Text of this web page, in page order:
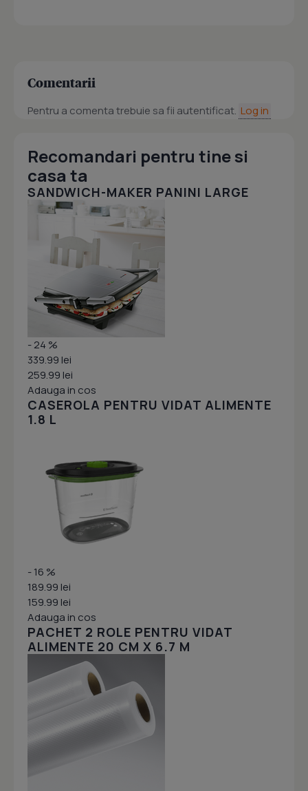
Comentarii
Pentru a comenta trebuie sa fii autentificat. Log in
Recomandari pentru tine si
casa ta
SANDWICH-MAKER PANINI LARGE
- 24 %
339.99 lei
259.99 lei
Adauga in cos
CASEROLA PENTRU VIDAT ALIMENTE
1.8 L
- 16 %
189.99 lei
159.99 lei
Adauga in cos
PACHET 2 ROLE PENTRU VIDAT
ALIMENTE 20 CM X 6.7 M